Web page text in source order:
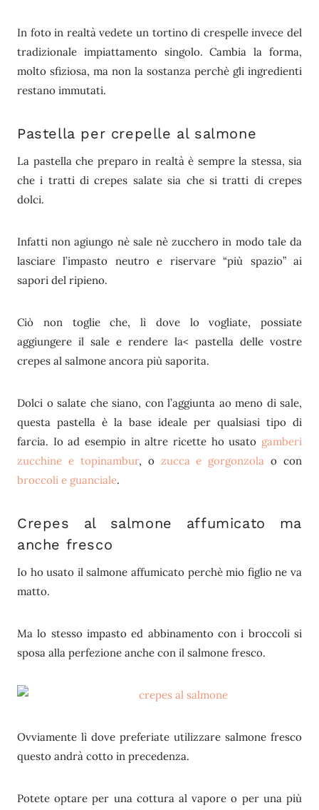
In foto in realtà vedete un tortino di crespelle invece del
tradizionale impiattamento singolo. Cambia la forma,
molto sfiziosa, ma non la sostanza perchè gli ingredienti
restano immutati.
Pastella per crepelle al salmone
La pastella che preparo in realtà è sempre la stessa, sia
che i tratti di crepes salate sia che si tratti di crepes
dolci.
Infatti non agiungo nè sale nè zucchero in modo tale da
lasciare l’impasto neutro e riservare “più spazio” ai
sapori del ripieno.
Ciò non toglie che, lì dove lo vogliate, possiate
aggiungere il sale e rendere la< pastella delle vostre
crepes al salmone ancora più saporita.
Dolci o salate che siano, con l’aggiunta ao meno di sale,
questa pastella è la base ideale per qualsiasi tipo di
farcia. Io ad esempio in altre ricette ho usato gamberi
zucchine e topinambur, o zucca e gorgonzola o con
broccoli e guanciale.
Crepes al salmone affumicato ma
anche fresco
Io ho usato il salmone affumicato perchè mio figlio ne va
matto.
Ma lo stesso impasto ed abbinamento con i broccoli si
sposa alla perfezione anche con il salmone fresco.
Ovviamente lì dove preferiate utilizzare salmone fresco
questo andrà cotto in precedenza.
Potete optare per una cottura al vapore o per una più